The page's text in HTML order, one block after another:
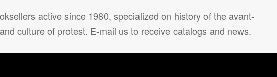
active since 1980, specialized on history of the avant-
culture of protest. E-mail us to receive catalogs and news.